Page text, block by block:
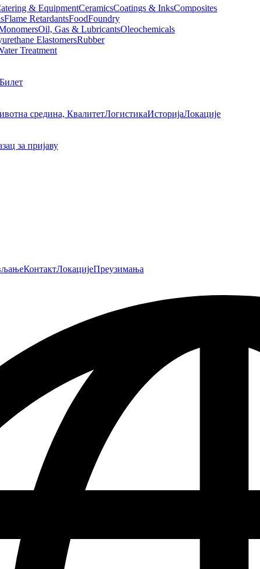
& EquipmentCeramicsCoatings & InksComposites
Flame RetardantsFoodFoundry
Oil, Gas & LubricantsOleochemicals
ElastomersRubber
Treatment
Билет
средина, КвалитетЛогистикаИсторијаЛокације
за пријаву
КонтактЛокацијеПреузимања